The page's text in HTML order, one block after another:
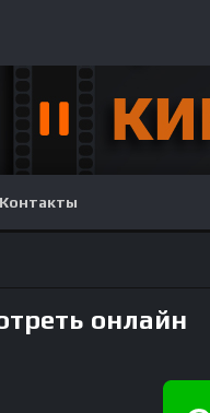
Контакты
онлайн